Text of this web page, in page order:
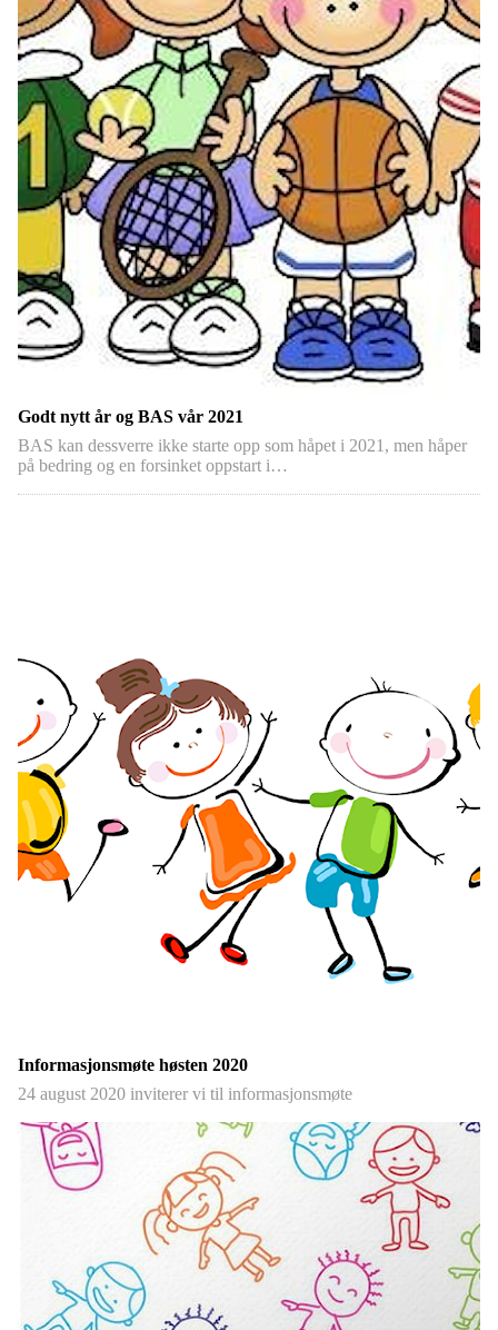
Godt nytt år og BAS vår 2021
BAS kan dessverre ikke starte opp som håpet i 2021, men håper
på bedring og en forsinket oppstart i…
Informasjonsmøte høsten 2020
24 august 2020 inviterer vi til informasjonsmøte